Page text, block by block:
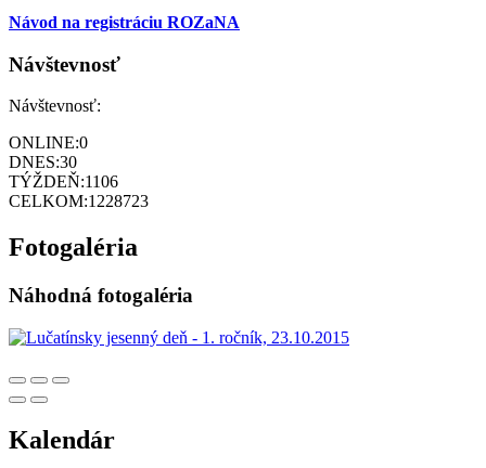
Návod na registráciu ROZaNA
Návštevnosť
Návštevnosť:
ONLINE:0
DNES:30
TÝŽDEŇ:1106
CELKOM:1228723
Fotogaléria
Náhodná fotogaléria
Kalendár